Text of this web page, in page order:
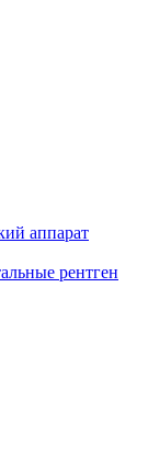
аппарат
рентген